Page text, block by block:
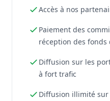
Accès à nos
Paiement des
réception des fonds
Diffusion sur les
à fort trafic
Diffusion illimité